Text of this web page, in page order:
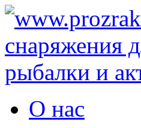
О нас